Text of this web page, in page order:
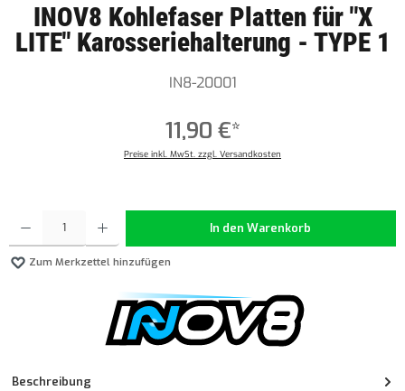
INOV8 Kohlefaser Platten für "X
LITE" Karosseriehalterung - TYPE 1
IN8-20001
11,90 €*
Preise inkl. MwSt. zzgl. Versandkosten
In den Warenkorb
Zum Merkzettel hinzufügen
Beschreibung